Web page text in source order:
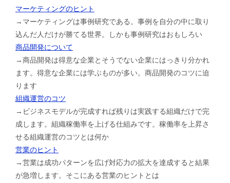
マーケティングのヒント
→マーケティングは事例研究である。事例を自分の中に取り
込んだ人だけが勝てる世界。しかも事例研究はおもしろい
商品開発について
→商品開発は得意な企業とそうでない企業にはっきり分かれ
ます。得意な企業には学ぶものが多い。商品開発のコツに迫
ります
組織運営のコツ
→ビジネスモデルが完成すれば残りは実践する組織だけで完
成します。組織稼働率を上げる仕組みです。稼働率を上昇さ
せる組織運営のコツとは何か
営業のヒント
→営業は成功パターンを広げ対応力の拡大を達成すると結果
が急増します。そこにある営業のヒントとは